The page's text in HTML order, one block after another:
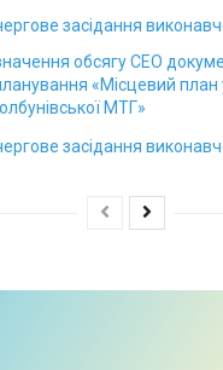
засідання
обсягу СЕО
«Місцевий план
МТГ»
засідання